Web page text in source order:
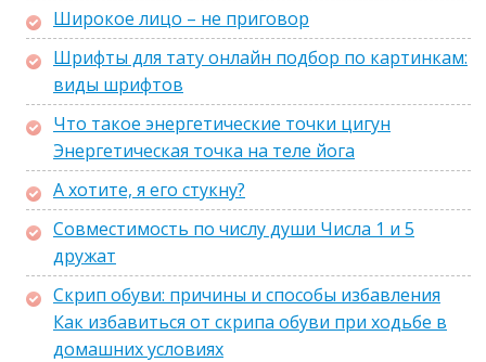
Широкое лицо – не приговор
Шрифты для тату онлайн подбор по картинкам:
виды шрифтов
Что такое энергетические точки цигун
Энергетическая точка на теле йога
А хотите, я его стукну?
Cовместимость по числу души Числа 1 и 5
дружат
Скрип обуви: причины и способы избавления
Как избавиться от скрипа обуви при ходьбе в
домашних условиях